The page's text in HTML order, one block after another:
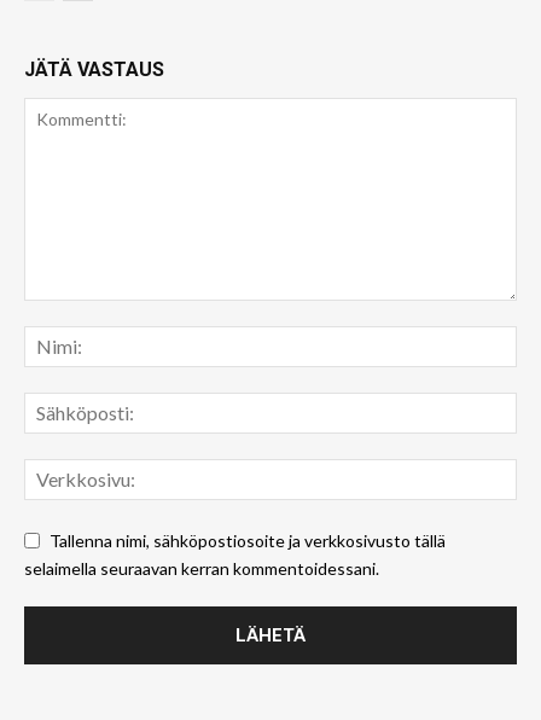
JÄTÄ VASTAUS
Tallenna nimi, sähköpostiosoite ja verkkosivusto tällä
selaimella seuraavan kerran kommentoidessani.